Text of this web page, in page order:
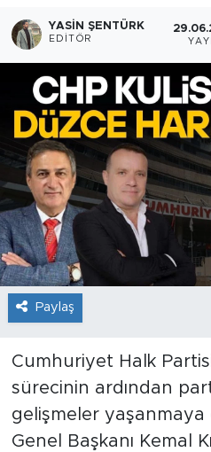
YASIN ŞENTÜRK
EDITÖR
Paylaş
Cumhuriyet Halk
sürecinin ardından
gelişmeler yaşanmaya
Genel Başkanı Kemal